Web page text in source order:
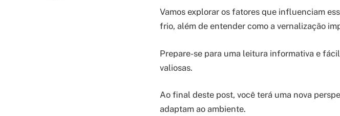
Vamos explorar os fatores que influenciam
frio, além de entender como a vernalização
Prepare-se para uma leitura informativa e
valiosas.
Ao final deste post, você terá uma nova
adaptam ao ambiente.